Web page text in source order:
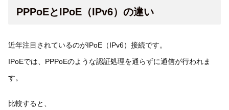
PPPoEとIPoE（IPv6）の違い
近年注目されているのがIPoE（IPv6）接続です。
IPoEでは、PPPoEのような認証処理を通らずに通信が行われま
す。
比較すると、